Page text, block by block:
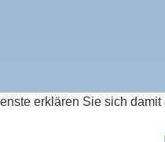
erklären Sie sich